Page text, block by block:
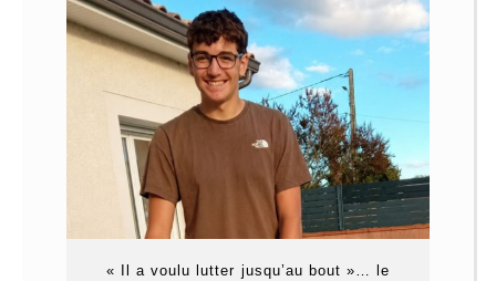
« Il a voulu lutter jusqu’au bout »… le